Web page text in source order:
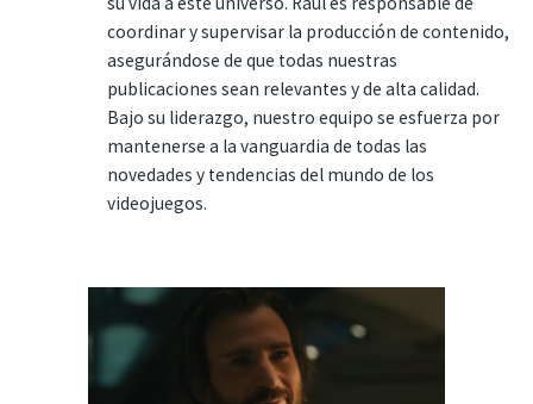
coordinar y supervisar la producción de contenido,
asegurándose de que todas nuestras
publicaciones sean relevantes y de alta calidad.
Bajo su liderazgo, nuestro equipo se esfuerza por
mantenerse a la vanguardia de todas las
novedades y tendencias del mundo de los
videojuegos.